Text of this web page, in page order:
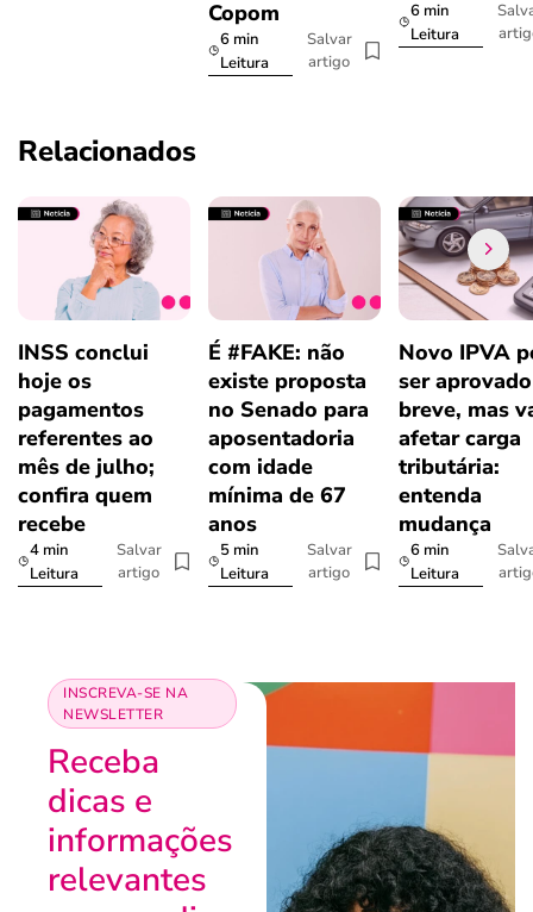
Copom
6 min
Leitura
Salvar
artigo
6 min
Leitura
Relacionados
INSS conclui
hoje os
pagamentos
referentes ao
mês de julho;
confira quem
recebe
4 min
Leitura
Salvar
artigo
É #FAKE: não
existe proposta
no Senado para
aposentadoria
com idade
mínima de 67
anos
5 min
Leitura
Salvar
artigo
Novo IPVA
ser
breve, mas
afetar carga
tributária:
entenda
mudança
6 min
Leitura
INSCREVA-SE NA
NEWSLETTER
Receba
dicas e
informações
relevantes